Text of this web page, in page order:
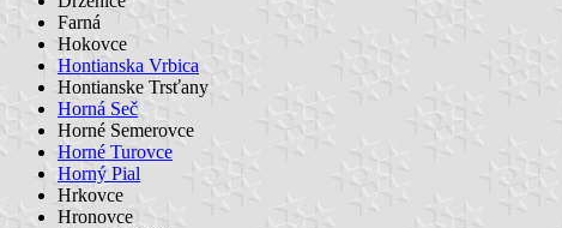
Farná
Hokovce
Hontianska Vrbica
Hontianske Trsťany
Horná Seč
Horné Semerovce
Horné Turovce
Horný Pial
Hrkovce
Hronovce